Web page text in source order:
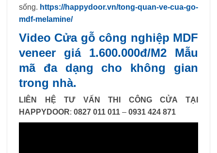
sống. https://happydoor.vn/tong-quan-ve-cua-go-
mdf-melamine/
Video Cửa gỗ công nghiệp MDF
veneer giá 1.600.000đ/M2 Mẫu
mã đa dạng cho không gian
trong nhà.
LIÊN HỆ TƯ VẤN THI CÔNG CỬA TẠI
HAPPYDOOR: 0827 011 011 – 0931 424 871